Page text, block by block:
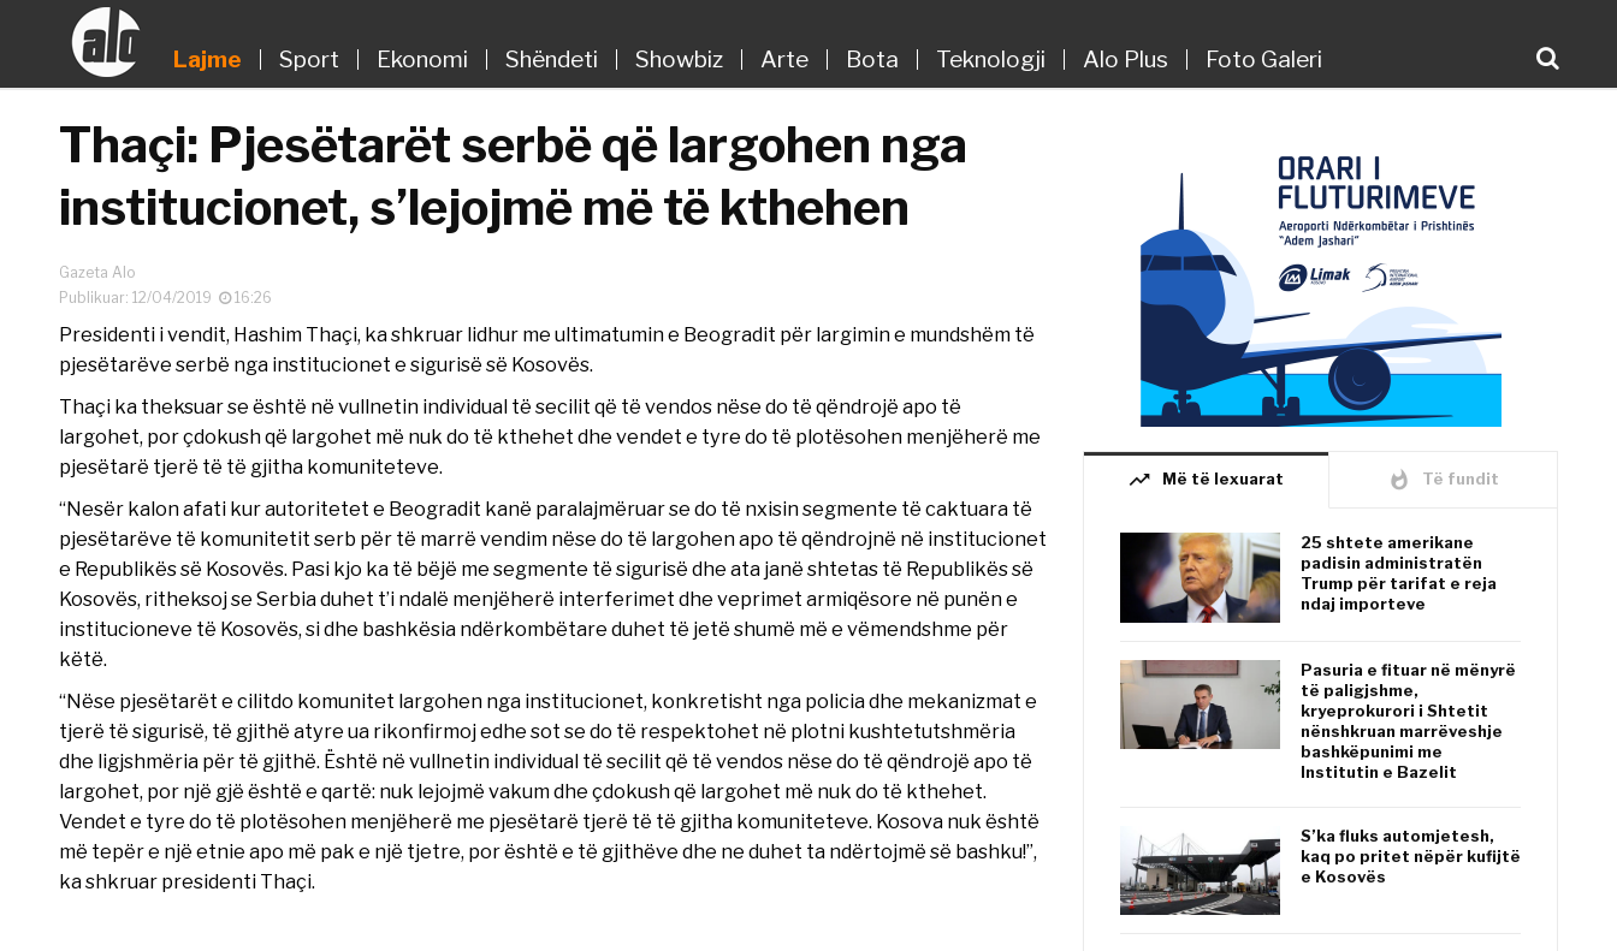
Lajme Sport Ekonomi Shëndeti Showbiz Arte Bota Teknologji Alo Plus Foto Galeri
Thaçi: Pjesëtarët serbë që largohen nga
institucionet, s’lejojmë më të kthehen
Gazeta Alo
Publikuar: 12/04/2019
16:26
Presidenti i vendit, Hashim Thaçi, ka shkruar lidhur me ultimatumin e Beogradit për largimin e mundshëm të
pjesëtarëve serbë nga institucionet e sigurisë së Kosovës.
Thaçi ka theksuar se është në vullnetin individual të secilit që të vendos nëse do të qëndrojë apo të
largohet, por çdokush që largohet më nuk do të kthehet dhe vendet e tyre do të plotësohen menjëherë me
pjesëtarë tjerë të të gjitha komuniteteve.
“Nesër kalon afati kur autoritetet e Beogradit kanë paralajmëruar se do të nxisin segmente të caktuara të
pjesëtarëve të komunitetit serb për të marrë vendim nëse do të largohen apo të qëndrojnë në institucionet
e Republikës së Kosovës. Pasi kjo ka të bëjë me segmente të sigurisë dhe ata janë shtetas të Republikës së
Kosovës, ritheksoj se Serbia duhet t’i ndalë menjëherë interferimet dhe veprimet armiqësore në punën e
institucioneve të Kosovës, si dhe bashkësia ndërkombëtare duhet të jetë shumë më e vëmendshme për
këtë.
“Nëse pjesëtarët e cilitdo komunitet largohen nga institucionet, konkretisht nga policia dhe mekanizmat e
tjerë të sigurisë, të gjithë atyre ua rikonfirmoj edhe sot se do të respektohet në plotni kushtetutshmëria
dhe ligjshmëria për të gjithë. Është në vullnetin individual të secilit që të vendos nëse do të qëndrojë apo të
largohet, por një gjë është e qartë: nuk lejojmë vakum dhe çdokush që largohet më nuk do të kthehet.
Vendet e tyre do të plotësohen menjëherë me pjesëtarë tjerë të të gjitha komuniteteve. Kosova nuk është
më tepër e një etnie apo më pak e një tjetre, por është e të gjithëve dhe ne duhet ta ndërtojmë së bashku!”,
ka shkruar presidenti Thaçi.
trending_up Më të lexuarat whatshot Të fundit
25 shtete amerikane
padisin administratën
Trump për tarifat e reja
ndaj importeve
Pasuria e fituar në mënyrë
të paligjshme,
kryeprokurori i Shtetit
nënshkruan marrëveshje
bashkëpunimi me
Institutin e Bazelit
S’ka fluks automjetesh,
kaq po pritet nëpër kufijtë
e Kosovës